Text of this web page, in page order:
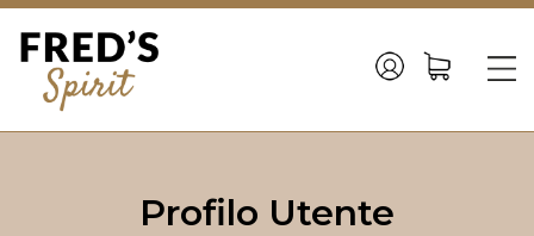
☰
Profilo Utente